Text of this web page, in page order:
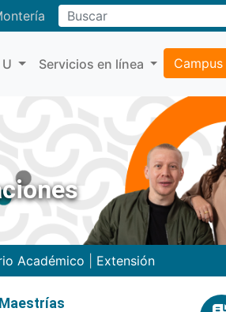
Buscar
Servicios en línea
Académico Extensión
Maestrías